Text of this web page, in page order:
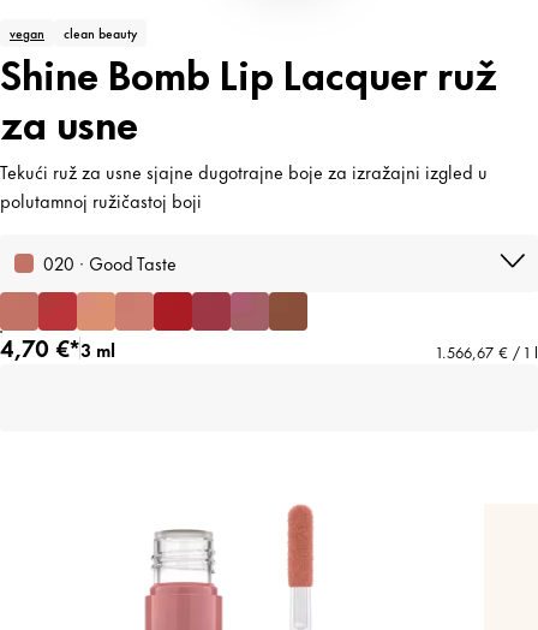
vegan clean beauty
Shine Bomb Lip Lacquer ruž
za usne
Tekući ruž za usne sjajne dugotrajne boje za izražajni izgled u
polutamnoj ružičastoj boji
020 · Good Taste
4,70 €*3 ml 1.566,67 € / 1 l